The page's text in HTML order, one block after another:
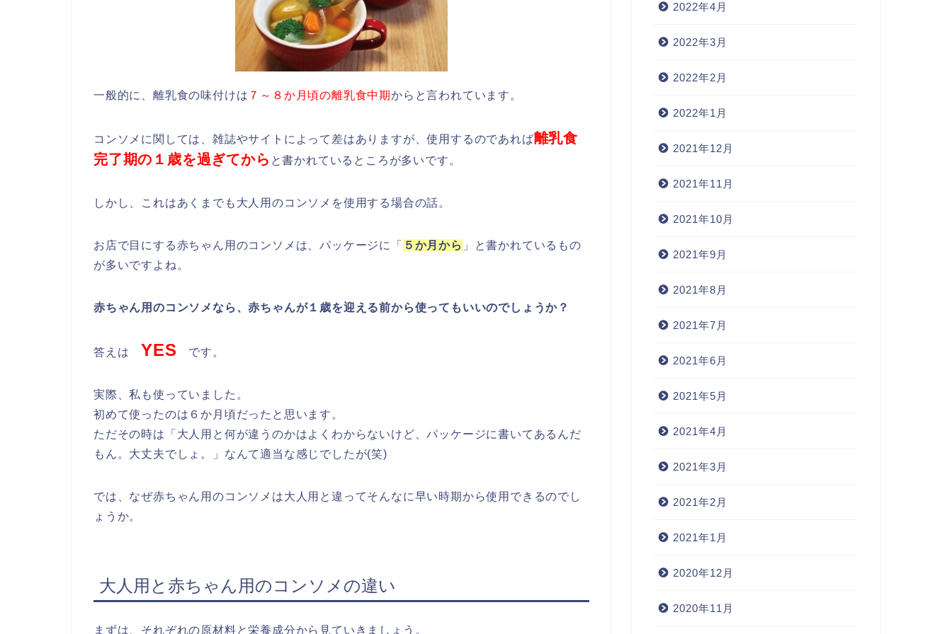
一般的に、離乳食の味付けは ７～８か月頃の離乳食中期からと言われています。
コンソメに関しては、雑誌やサイトによって差はありますが、使用するのであれば離乳食
完了期の１歳を過ぎてから と書かれているところが多いです。
しかし、これはあくまでも大人用のコンソメを使用する場合の話。
お店で目にする赤ちゃん用のコンソメは、パッケージに「 ５か月から 」と書かれているもの
が多いですよね。
赤ちゃん用のコンソメなら、赤ちゃんが１歳を迎える前から使ってもいいのでしょうか？
答えは YES です。
実際、私も使っていました。
初めて使ったのは６か月頃だったと思います。
ただその時は「大人用と何が違うのかはよくわからないけど、パッケージに書いてあるんだ
もん。大丈夫でしょ。」なんて適当な感じでしたが(笑)
では、なぜ赤ちゃん用のコンソメは大人用と違ってそんなに早い時期から使用できるのでし
ょうか。
大人用と赤ちゃん用のコンソメの違い
まずは、それぞれの原材料と栄養成分から見ていきましょう。
2022年4月
2022年3月
2022年2月
2022年1月
2021年12月
2021年11月
2021年10月
2021年9月
2021年8月
2021年7月
2021年6月
2021年5月
2021年4月
2021年3月
2021年2月
2021年1月
2020年12月
2020年11月